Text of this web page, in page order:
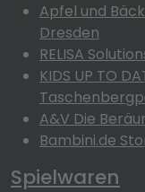
Apfel und
Dresden
RELISA
KIDS UP TO
A&V Die
Bambini.de
Spielwaren